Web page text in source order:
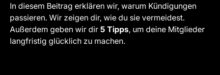
In diesem Beitrag erklären wir, warum Kündigungen
passieren. Wir zeigen dir, wie du sie vermeidest.
Außerdem geben wir dir 5 Tipps, um deine Mitglieder
langfristig glücklich zu machen.